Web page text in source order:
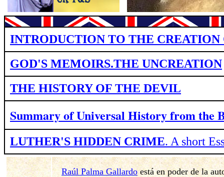
INTRODUCTION TO THE CREATION
GOD'S MEMOIRS.THE UNCREATION
THE HISTORY OF THE DEVIL
Summary of Universal History fromthe
LUTHER'S HIDDEN CRIME. A short
Raúl Palma Gallardoestá en poder de la